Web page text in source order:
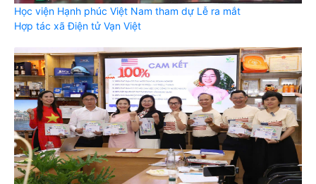
Học viện Hạnh phúc Việt Nam tham dự Lễ ra mắt
Hợp tác xã Điện tử Vạn Việt